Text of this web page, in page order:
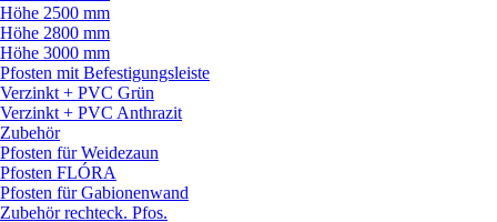
Höhe 2500 mm
Höhe 2800 mm
Höhe 3000 mm
Pfosten mit Befestigungsleiste
Verzinkt + PVC Grün
Verzinkt + PVC Anthrazit
Zubehör
Pfosten für Weidezaun
Pfosten FLÓRA
Pfosten für Gabionenwand
Zubehör rechteck. Pfos.